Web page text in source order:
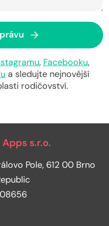
, Facebooku,
a sledujte nejnovější
rodičovství.
s.r.o.
Pole, 612 00 Brno